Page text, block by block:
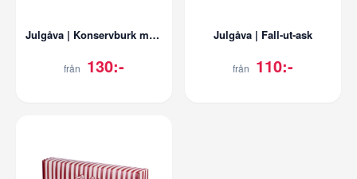
Julgåva | Konservburk med godis
från 130:-
Julgåva | Fall-ut-ask
från 110:-